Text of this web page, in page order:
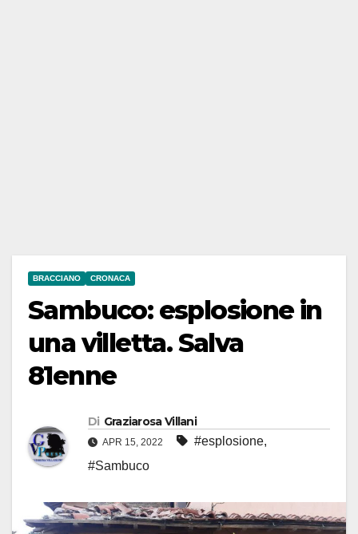
BRACCIANO CRONACA
Sambuco: esplosione in
una villetta. Salva
81enne
Di Graziarosa Villani
APR 15, 2022 #esplosione,
#Sambuco